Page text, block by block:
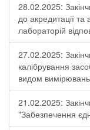
28.02.2025:
до акредитації та
лабораторій
27.02.2025:
калібрування
видом
21.02.2025:
"Забезпечення